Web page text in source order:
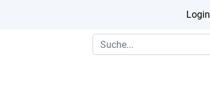
Login